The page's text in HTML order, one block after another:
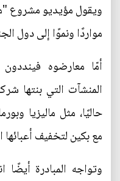
ويقول مؤيديو مشروع
مواردًا ونموًا إلى دول
أمّا معارضوه
المنشآت التي بنتها
حاليًا، مثل ماليزيا
مع بكين لتخفيف أعبائها
وتواجه المبادرة أيضًا